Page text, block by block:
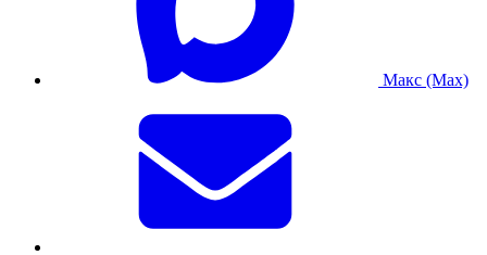
Макс (Max)